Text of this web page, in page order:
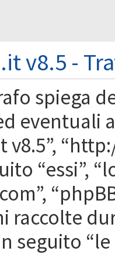
v8.5 -
spiega
eventuali
v8.5”,
“essi”,
raccolte
seguito